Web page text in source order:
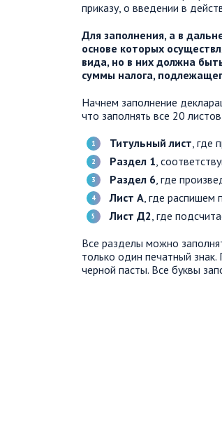
приказу, о введении в
Для заполнения, а в
основе которых
вида, но в них должна
суммы налога,
Начнем заполнение
что заполнять все 20
Титульный лист, где
Раздел 1,
Раздел 6, где
Лист А, где распишем
Лист Д2, где
Все разделы можно
только один печатный знак.
черной пасты. Все буквы